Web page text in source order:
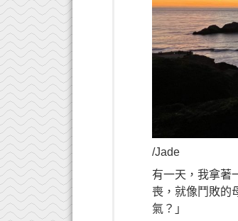
/
有一天，我拿著
喪，就像鬥敗的
氣？」